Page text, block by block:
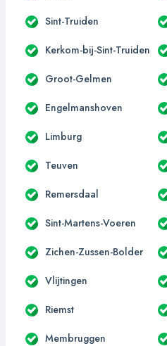
Sint-Truiden
Kerkom-bij-Sint-Truiden
Groot-Gelmen
Engelmanshoven
Limburg
Teuven
Remersdaal
Sint-Martens-Voeren
Zichen-Zussen-Bolder
Vlijtingen
Riemst
Membruggen